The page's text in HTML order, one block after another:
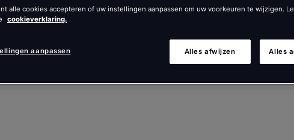
alle cookies accepteren of uw instellingen aanpassen om uw voorkeuren te wijzigen.
cookieverklaring.
Alles afwijzen Alles
aanpassen